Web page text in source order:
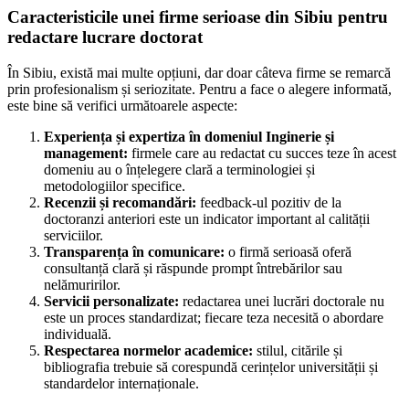
Caracteristicile unei firme serioase din Sibiu pentru
redactare lucrare doctorat
În Sibiu, există mai multe opțiuni, dar doar câteva firme se remarcă
prin profesionalism și seriozitate. Pentru a face o alegere informată,
este bine să verifici următoarele aspecte:
Experiența și expertiza în domeniul Inginerie și
management: firmele care au redactat cu succes teze în acest
domeniu au o înțelegere clară a terminologiei și
metodologiilor specifice.
Recenzii și recomandări: feedback-ul pozitiv de la
doctoranzi anteriori este un indicator important al calității
serviciilor.
Transparența în comunicare: o firmă serioasă oferă
consultanță clară și răspunde prompt întrebărilor sau
nelămuririlor.
Servicii personalizate: redactarea unei lucrări doctorale nu
este un proces standardizat; fiecare teza necesită o abordare
individuală.
Respectarea normelor academice: stilul, citările și
bibliografia trebuie să corespundă cerințelor universității și
standardelor internaționale.